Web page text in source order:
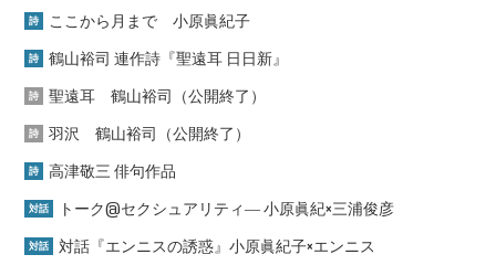
詩 ここから月まで 小原眞紀子
詩 鶴山裕司 連作詩『聖遠耳 日日新』
詩 聖遠耳 鶴山裕司（公開終了）
詩 羽沢 鶴山裕司（公開終了）
詩 高津敬三 俳句作品
対話 トーク@セクシュアリティ― 小原眞紀×三浦俊彦
対話 対話『エンニスの誘惑』小原眞紀子×エンニス